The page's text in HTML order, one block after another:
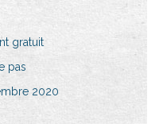
gratuit
pas
2020